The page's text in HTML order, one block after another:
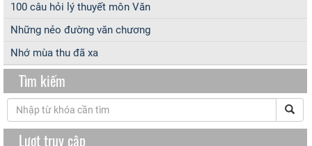
100 câu hỏi lý thuyết môn Văn
Những nẻo đường văn chương
Nhớ mùa thu đã xa
Tìm kiếm
Lượt truy cập